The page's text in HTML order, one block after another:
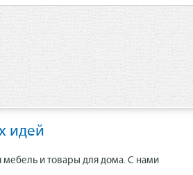
идей
мебель и товары для дома. С нами